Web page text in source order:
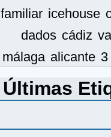
familiar icehouse
dados cádiz
málaga alicante
Últimas